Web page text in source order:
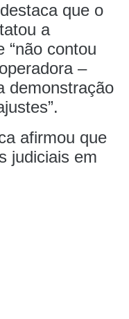
que o
a
“não contou
–
demonstração
afirmou que
judiciais em